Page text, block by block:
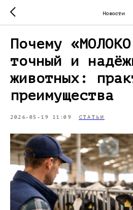
Новости
Почему
точный и
животных:
преимущества
2026-05-19 11:09 СТАТЬИ